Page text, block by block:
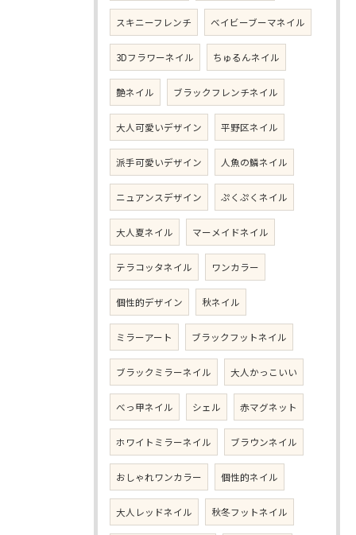
スキニーフレンチ ベイビーブーマネイル
3Dフラワーネイル ちゅるんネイル
艶ネイル ブラックフレンチネイル
大人可愛いデザイン 平野区ネイル
派手可愛いデザイン 人魚の鱗ネイル
ニュアンスデザイン ぷくぷくネイル
大人夏ネイル マーメイドネイル
テラコッタネイル ワンカラー
個性的デザイン 秋ネイル
ミラーアート ブラックフットネイル
ブラックミラーネイル 大人かっこいい
べっ甲ネイル シェル 赤マグネット
ホワイトミラーネイル ブラウンネイル
おしゃれワンカラー 個性的ネイル
大人レッドネイル 秋冬フットネイル